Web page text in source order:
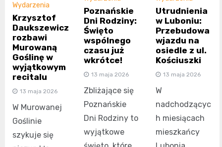
Wydarzenia
Krzysztof
Daukszewicz
rozbawi
Murowaną
Goślinę w
wyjątkowym
recitalu
13 maja 2026
W Murowanej
Goślinie
szykuje się
Poznańskie
Dni Rodziny:
Święto
wspólnego
czasu już
wkrótce!
13 maja 2026
Zbliżające się
Poznańskie
Dni Rodziny to
wyjątkowe
Utrudnienia
w Luboniu:
Przebudowa
wjazdu na
osiedle z ul.
Kościuszki
13 maja 2026
W
nadchodzącyc
h miesiącach
mieszkańcy